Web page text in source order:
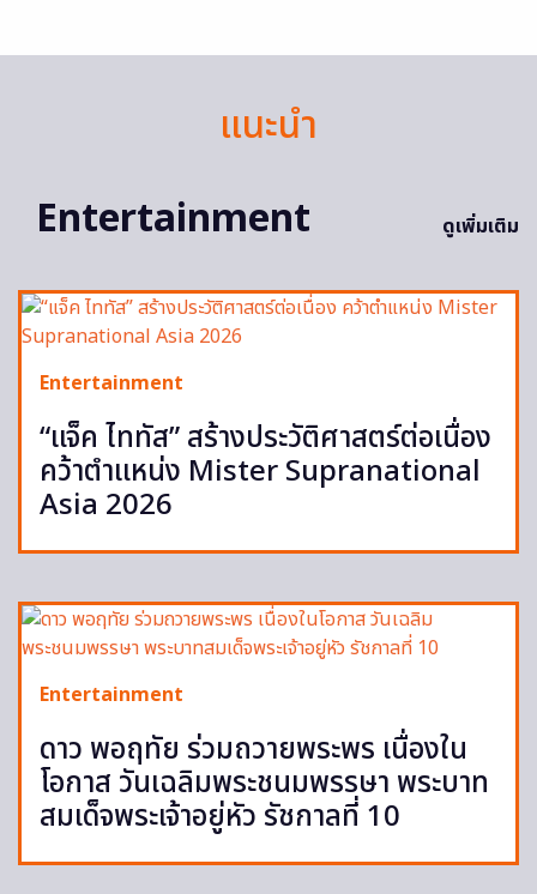
แนะนำ
Entertainment
ดูเพิ่มเติม
Entertainment
“แจ็ค ไททัส” สร้างประวัติศาสตร์ต่อเนื่อง
คว้าตำแหน่ง Mister Supranational
Asia 2026
Entertainment
ดาว พอฤทัย ร่วมถวายพระพร เนื่องใน
โอกาส วันเฉลิมพระชนมพรรษา พระบาท
สมเด็จพระเจ้าอยู่หัว รัชกาลที่ 10